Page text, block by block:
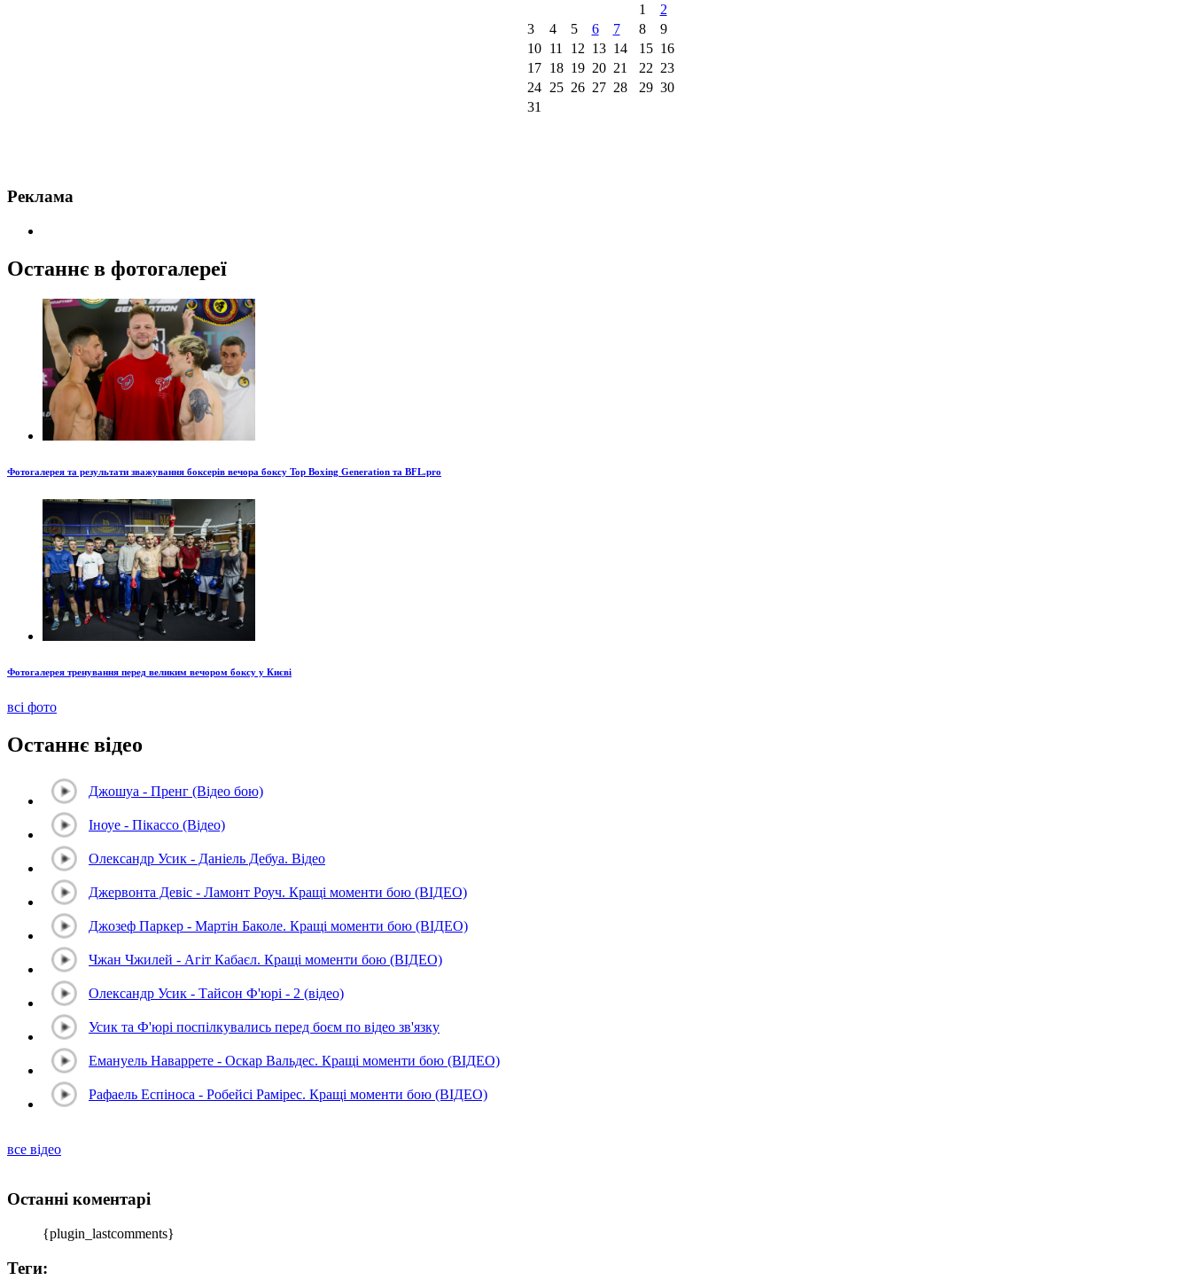
1
2
3
4 5 6 7 8
9
10
11 12 13 14 15 16
17
18 19 20 21 22 23
24
25 26 27 28 29 30
31
Реклама
Останнє в фотогалереї
Фотогалерея та результати зважування боксерів вечора боксу Top Boxing Generation та BFL.pro
Фотогалерея тренування перед великим вечором боксу у Києві
всі фото
Останнє відео
Джошуа - Пренг (Відео бою)
Іноуе - Пікассо (Відео)
Олександр Усик - Даніель Дебуа. Відео
Джервонта Девіс - Ламонт Роуч. Кращі моменти бою (ВІДЕО)
Джозеф Паркер - Мартін Баколе. Кращі моменти бою (ВІДЕО)
Чжан Чжилей - Агіт Кабаєл. Кращі моменти бою (ВІДЕО)
Олександр Усик - Тайсон Ф'юрі - 2 (відео)
Усик та Ф'юрі поспілкувались перед боєм по відео зв'язку
Емануель Наваррете - Оскар Вальдес. Кращі моменти бою (ВІДЕО)
Рафаель Еспіноса - Робейсі Рамірес. Кращі моменти бою (ВІДЕО)
все відео
Останні коментарі
{plugin_lastcomments}
Теги: